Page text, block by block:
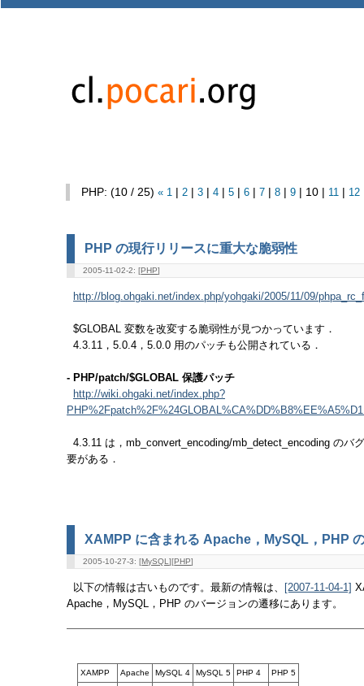
PHP: (10 / 25) « 1| 2| 3| 4| 5| 6| 7| 8| 9| 10 | 11| 12
PHP の現行リリースに重大な脆弱性
2005-11-02-2: [PHP]
http://blog.ohgaki.net/index.php/yohgaki/2005/11/09/
$GLOBAL 変数を改変する脆弱性が見つかっています．
4.3.11，5.0.4，5.0.0 用のパッチも公開されている．
- PHP/patch/$GLOBAL 保護パッチ
http://wiki.ohgaki.net/index.php?
4.3.11 は，mb_convert_encoding/mb_detect_encoding のバ
要がある．
XAMPP に含まれる Apache，MySQL，PHP
2005-10-27-3: [MySQL][PHP]
以下の情報は古いものです。最新の情報は、 [2007-11-04-1]
Apache，MySQL，PHP のバージョンの遷移にあります。
XAMPP Apache MySQL 4 MySQL 5 PHP 4 PHP 5